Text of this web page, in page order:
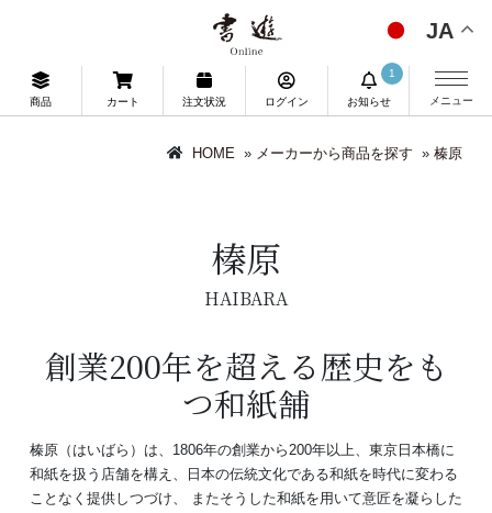
JA
商品 カート 注文状況 ログイン お知らせ
1
メニュー
HOME » メーカーから商品を探す » 榛原
榛原
HAIBARA
創業200年を超える歴史をも
つ和紙舗
榛原（はいばら）は、1806年の創業から200年以上、東京日本橋に
和紙を扱う店舗を構え、日本の伝統文化である和紙を時代に変わる
ことなく提供しつづけ、 またそうした和紙を用いて意匠を凝らした